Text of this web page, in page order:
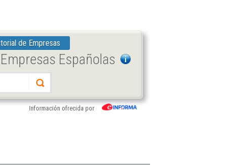
de Empresas
Españolas
Información ofrecida por